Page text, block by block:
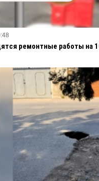
ремонтные работы на